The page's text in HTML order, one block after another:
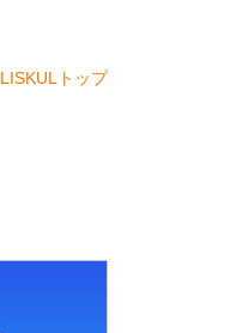
LISKULトップ